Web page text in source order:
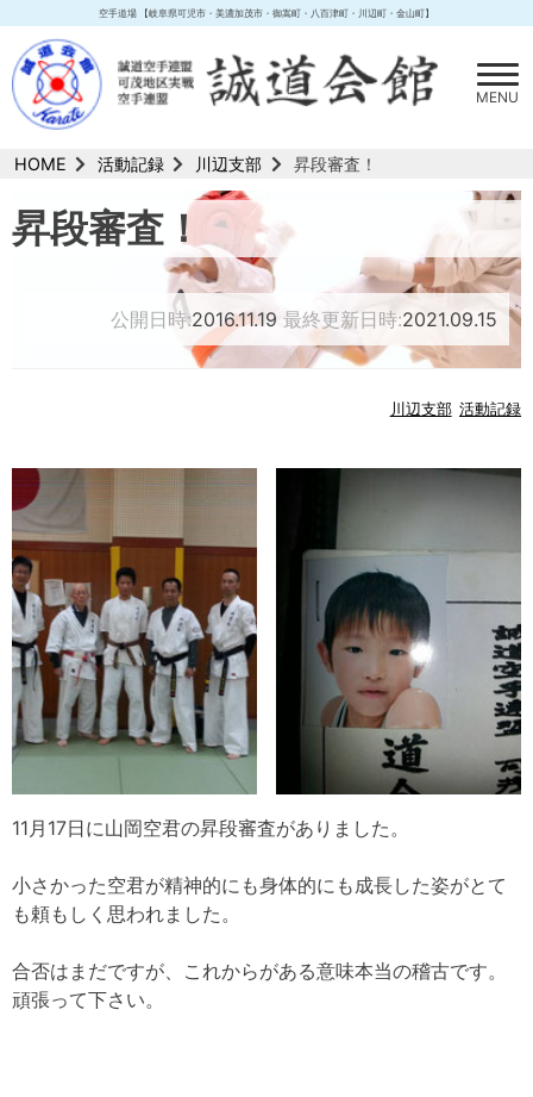
content
空手道場 【岐阜県可児市・美濃加茂市・御嵩町・八百津町・川辺町・金山町】
MENU
HOME 活動記録 川辺支部 昇段審査！
昇段審査！
公開日時:2016.11.19 最終更新日時:2021.09.15
川辺支部 活動記録
11月17日に山岡空君の昇段審査がありました。
小さかった空君が精神的にも身体的にも成長した姿がとて
も頼もしく思われました。
合否はまだですが、これからがある意味本当の稽古です。
頑張って下さい。